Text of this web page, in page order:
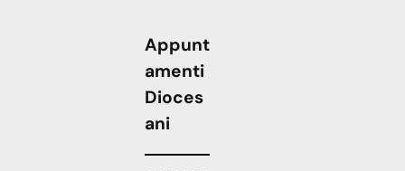
Appunt
amenti
Dioces
ani